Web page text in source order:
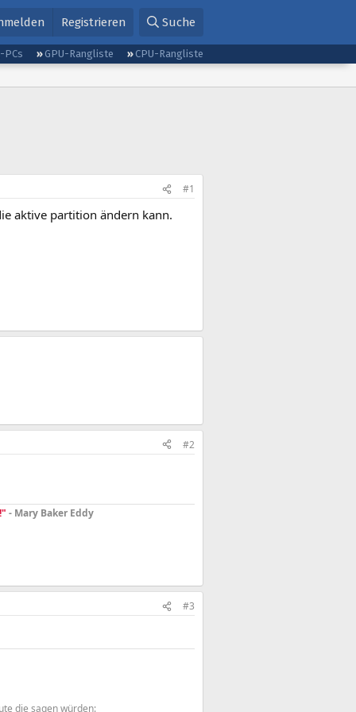
Registrieren Suche
PCs GPU-Rangliste
CPU-Rangliste
#1
aktive partition ändern kann.
#2
- Mary Baker Eddy
#3
die sagen würden: